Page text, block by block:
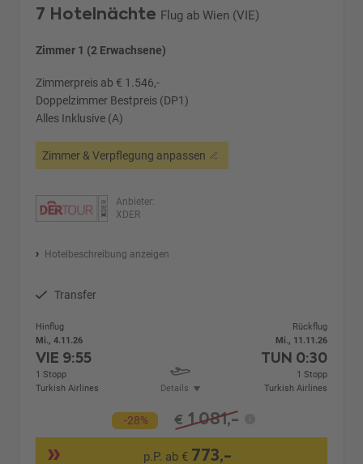
7 Hotelnächte Flug ab Wien (VIE)
Zimmer 1 (2 Erwachsene)
Zimmerpreis ab € 1.546,-
Doppelzimmer Bestpreis (DP1)
Alles Inklusive (A)
Zimmer & Verpflegung anpassen
Anbieter:
XDER
Hotelbeschreibung anzeigen
Transfer
Hinflug
Mi., 4.11.26
VIE 9:55
1 Stopp
Turkish Airlines
Details
Rückflug
Mi., 11.11.26
TUN 0:30
1 Stopp
Turkish Airlines
-28% € 1.081,-
p.P. ab € 773,-